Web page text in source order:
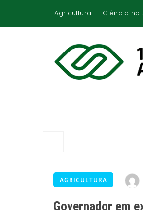
Agricultura Ciência no
AGRICULTURA
Governador em